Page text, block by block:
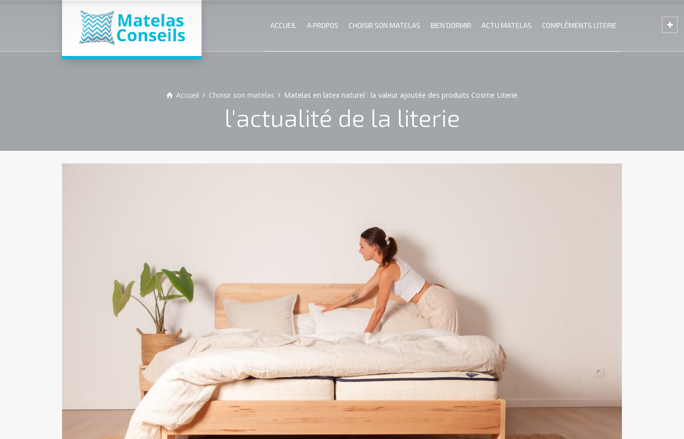
ACCUEIL A PROPOS CHOISIR SON MATELAS BIEN DORMIR ACTU MATELAS COMPLÉMENTS LITERIE
Accueil Choisir son matelas Matelas en latex naturel : la valeur ajoutée des produits Cosme Literie
l'actualité de la literie